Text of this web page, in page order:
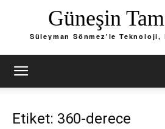
Güneşin
Süleyman Sönmez'le Teknoloji,
Etiket: 360-derece